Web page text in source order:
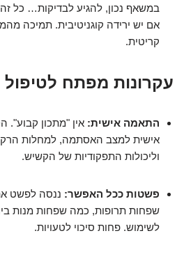
במשאף נכון, להגיע לבדיקות… כל זה
אם יש ירידה קוגניטיבית. תמיכה
קריטית.
עקרונות מפתח
התאמה אישית: אין "מתכון קבוע".
אישית למצב האסתמה, למחלות
וליכולות התפקודיות של הקשיש.
פשטות ככל האפשר: ננסה לפשט
שפחות תרופות, כמה שפחות מנות
לשימוש. פחות סיכוי לטעויות.